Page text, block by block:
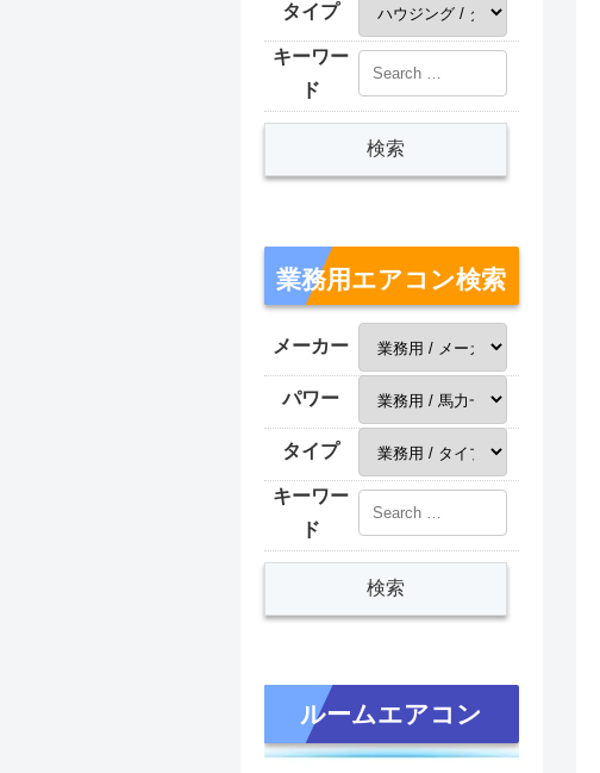
タイプ
キーワー
ド
業務用エアコン検索
メーカー
パワー
タイプ
キーワー
ド
ルームエアコン